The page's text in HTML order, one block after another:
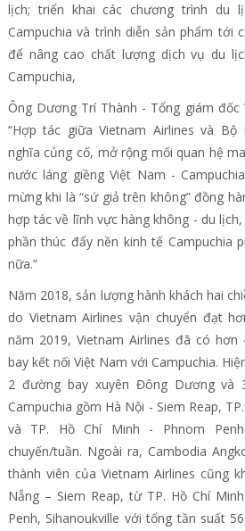
lịch; triển khai các chương trình du
Campuchia và trình diễn sản phẩm tới
để nâng cao chất lượng dịch vụ du
Campuchia,
Ông Dương Trí Thành - Tổng giám đốc
“Hợp tác giữa Vietnam Airlines và
nghĩa củng cố, mở rộng mối quan hệ
nước láng giềng Việt Nam -
mừng khi là “sứ giả trên không” đồng
hợp tác về lĩnh vực hàng không - du
phần thúc đẩy nền kinh tế Campuchia
nữa.”
Năm 2018, sản lượng hành khách hai
do Vietnam Airlines vận chuyển đạt
năm 2019, Vietnam Airlines đã có
bay kết nối Việt Nam với Campuchia.
2 đường bay xuyên Đông Dương và
Campuchia gồm Hà Nội - Siem Reap,
và TP. Hồ Chí Minh - Phnom
chuyến/tuần. Ngoài ra, Cambodia
thành viên của Vietnam Airlines cũng
Nẵng – Siem Reap, từ TP. Hồ Chí
Penh, Sihanoukville với tổng tần suất